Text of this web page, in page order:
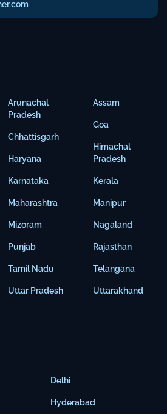
Arunachal
Pradesh
Chhattisgarh
Haryana
Karnataka
Maharashtra
Mizoram
Punjab
Tamil Nadu
Uttar Pradesh
Assam
Goa
Himachal
Pradesh
Kerala
Manipur
Nagaland
Rajasthan
Telangana
Uttarakhand
Delhi
Hyderabad